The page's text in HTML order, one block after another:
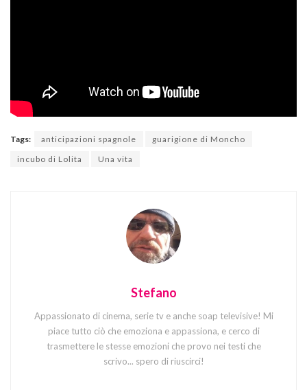
Tags: anticipazioni spagnole
guarigione di Moncho
incubo di Lolita
Una vita
Stefano
Appassionato di cinema, serie tv e anche soap televisive! Mi
piace tutto ciò che emoziona e appassiona, e cerco di
trasmettere le stesse emozioni che provo nei testi che
scrivo... spero di riuscirci!